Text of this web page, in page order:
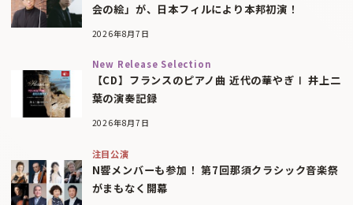
会の絵」が、日本フィルにより本邦初演！
2026年8月7日
New Release Selection
【CD】フランスのピアノ曲 近代の華やぎⅠ 井上二
葉の演奏記録
2026年8月7日
注目公演
N響メンバーも参加！ 第7回那須クラシック音楽祭
がまもなく開幕